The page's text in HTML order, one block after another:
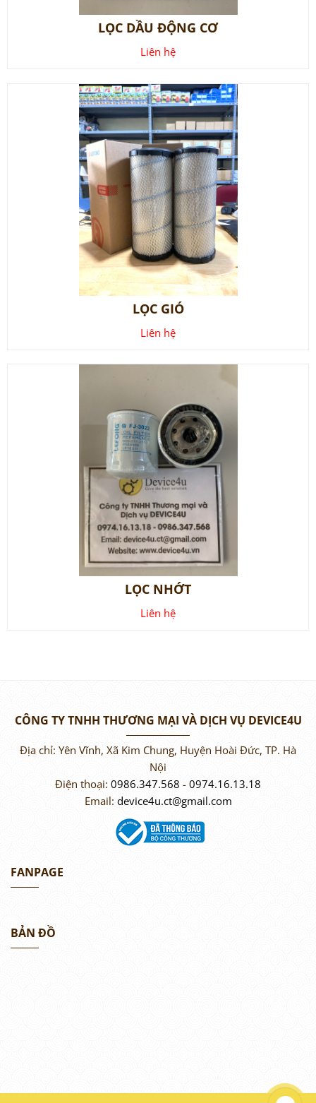
LỌC DẦU ĐỘNG CƠ
Liên hệ
LỌC GIÓ
Liên hệ
LỌC NHỚT
Liên hệ
CÔNG TY TNHH THƯƠNG MẠI VÀ DỊCH VỤ DEVICE4U
Địa chỉ: Yên Vĩnh, Xã Kim Chung, Huyện Hoài Đức, TP. Hà
Nội
Điện thoại: 0986.347.568 - 0974.16.13.18
Email: device4u.ct@gmail.com
FANPAGE
BẢN ĐỒ